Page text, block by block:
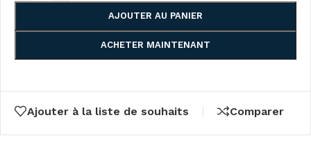
AJOUTER AU PANIER
ACHETER MAINTENANT
Ajouter à la liste de souhaits Comparer